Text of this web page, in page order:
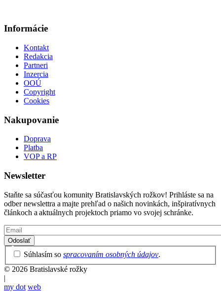
Informácie
Kontakt
Redakcia
Partneri
Inzercia
OOÚ
Copyright
Cookies
Nakupovanie
Doprava
Platba
VOP a RP
Newsletter
Staňte sa súčasťou komunity Bratislavských rožkov! Prihláste sa na
odber newslettra a majte prehľad o našich novinkách, inšpiratívnych
článkoch a aktuálnych projektoch priamo vo svojej schránke.
Email
Privacy
Policy
Súhlasím so spracovaním osobných údajov.
© 2026 Bratislavské rožky
|
my dot web